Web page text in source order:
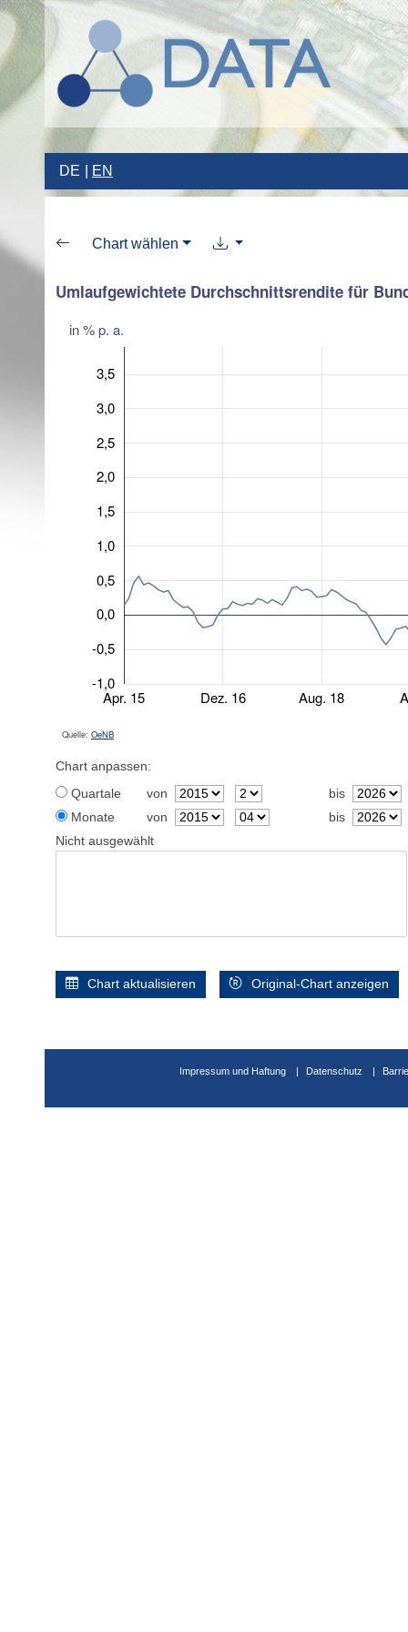
DE EN
Chart wählen
Umlaufgewichtete Durchschnittsrendite für
in % p. a.
Apr. 15 Dez. 16 Aug. 18
-1,0
-0,5
0,0
0,5
1,0
1,5
2,0
2,5
3,0
3,5
Quelle: OeNB
Chart anpassen:
Quartale
von
bis
Monate
von
bis
Nicht ausgewählt
Chart aktualisieren Original-Chart anzeigen
Impressum und Haftung Datenschutz